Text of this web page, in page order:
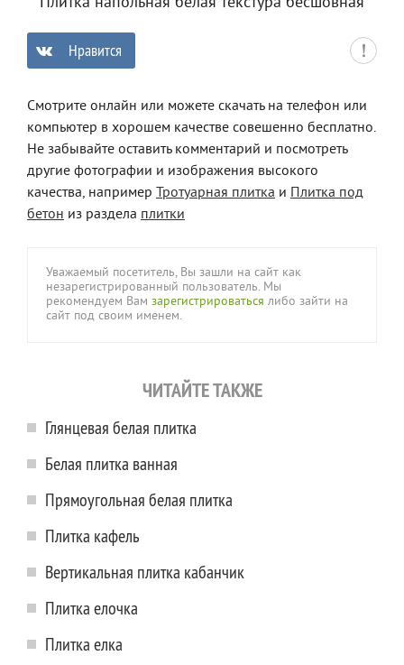
Нравится
Смотрите онлайн или можете скачать на телефон или
компьютер в хорошем качестве совешенно бесплатно.
Не забывайте оставить комментарий и посмотреть
другие фотографии и изображения высокого
качества, например Тротуарная плитка и Плитка под
бетон из раздела плитки
Уважаемый посетитель, Вы зашли на сайт как
незарегистрированный пользователь. Мы
рекомендуем Вам зарегистрироваться либо зайти на
сайт под своим именем.
ЧИТАЙТЕ ТАКЖЕ
Глянцевая белая плитка
Белая плитка ванная
Прямоугольная белая плитка
Плитка кафель
Вертикальная плитка кабанчик
Плитка елочка
Плитка елка